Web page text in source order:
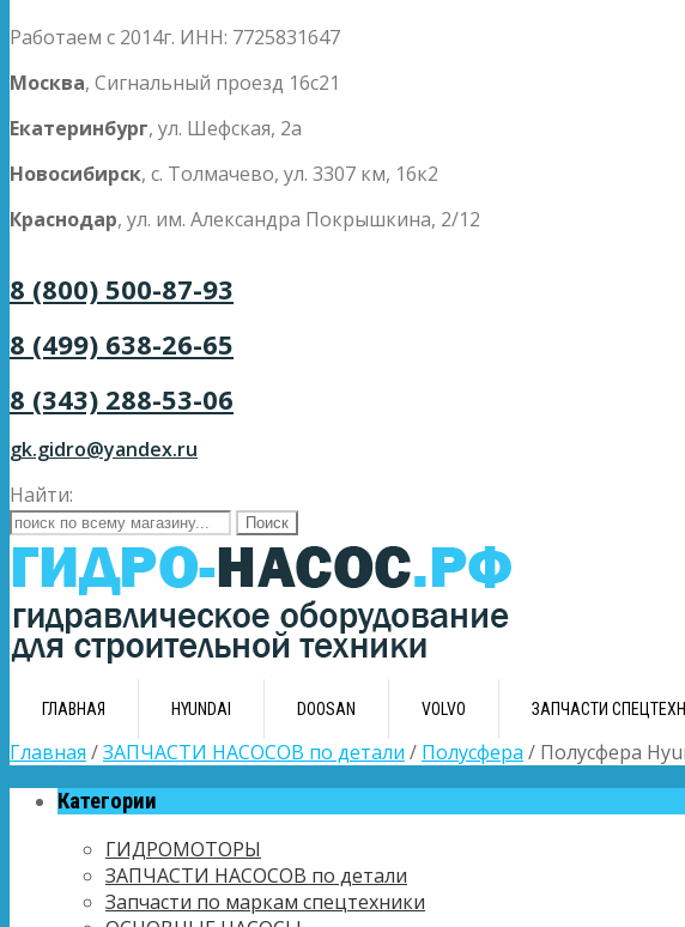
Работаем с 2014г. ИНН: 7725831647
Москва, Сигнальный проезд 16с21
Екатеринбург, ул. Шефская, 2а
Новосибирск, с. Толмачево, ул. 3307 км, 16к2
Краснодар, ул. им. Александра Покрышкина, 2/12
8 (800) 500-87-93
8 (499) 638-26-65
8 (343) 288-53-06
gk.gidro@yandex.ru
Найти:
ГЛАВНАЯ HYUNDAI DOOSAN VOLVO ЗАПЧАСТИ
Главная /ЗАПЧАСТИ НАСОСОВ по детали / Полусфера / Полусфера
Категории
ГИДРОМОТОРЫ
ЗАПЧАСТИ НАСОСОВ по детали
Запчасти по маркам спецтехники